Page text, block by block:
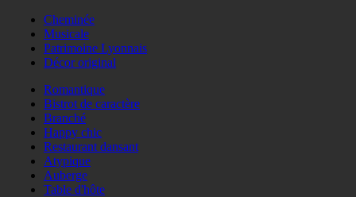
Cheminée
Musicale
Patrimoine Lyonnais
Décor original
Romantique
Bistrot de caractère
Branché
Happy chic
Restaurant dansant
Atypique
Auberge
Table d'hôte